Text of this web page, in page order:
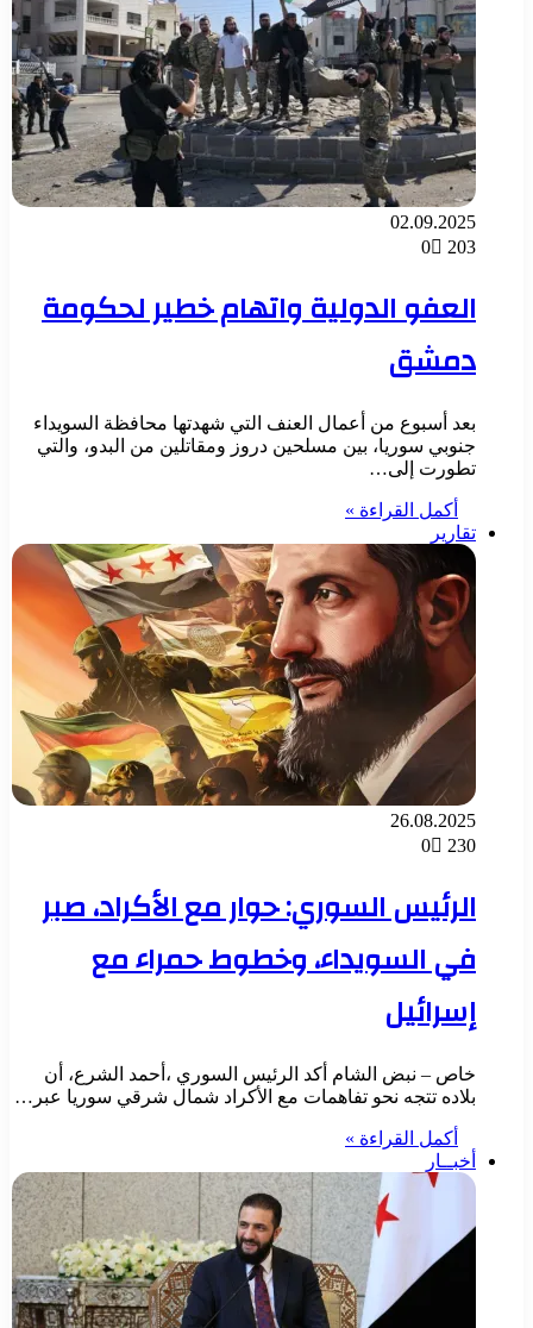
02.09.2025
0
203
العفو الدولية واتهام خطير لحكومة
دمشق
بعد أسبوع من أعمال العنف التي شهدتها محافظة السويداء
جنوبي سوريا، بين مسلحين دروز ومقاتلين من البدو، والتي
تطورت إلى…
أكمل القراءة »
تقارير
26.08.2025
0
230
الرئيس السوري: حوار مع الأكراد، صبر
في السويداء، وخطوط حمراء مع
إسرائيل
خاص – نبض الشام أكد الرئيس السوري ،أحمد الشرع، أن
بلاده تتجه نحو تفاهمات مع الأكراد شمال شرقي سوريا عبر…
أكمل القراءة »
أخبــار